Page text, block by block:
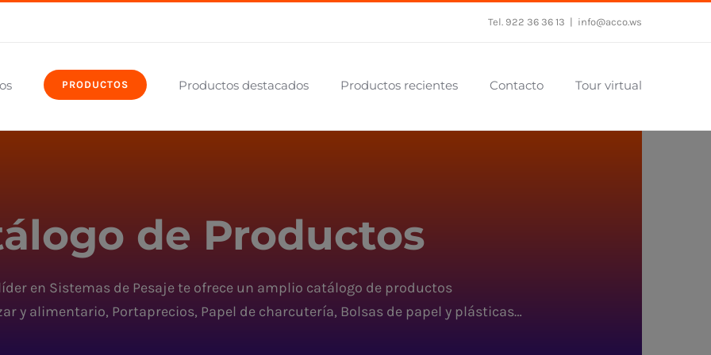
Tel. 922 36 36 13 info@acco.ws
PRODUCTOS Productos destacados Productos recientes Contacto Tour virtual
de Productos
en Sistemas de Pesaje te ofrece un amplio catálogo de productos
y alimentario, Portaprecios, Papel de charcutería, Bolsas de papel y plásticas…